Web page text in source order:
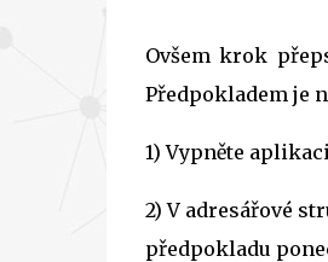
Ovšem krok
Předpokladem je
1) Vypněte
2) V adresářové
předpokladu